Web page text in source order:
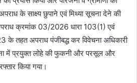
के साक्ष्य छुपाने एवं मिथ्या सूचना देने की
क्रमांक 03/2026 धारा 103(1) एवं
के तहत अपराध पंजीबद्ध कर विवेचना अधिकारी
में प्रयुक्त लोहे की फुकनी और परसूल और
किया गया।